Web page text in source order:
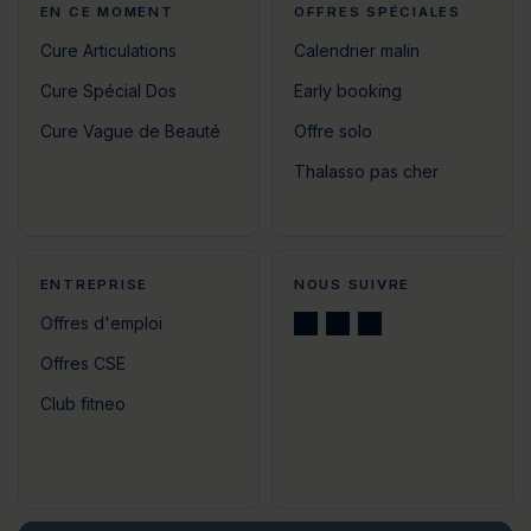
EN CE MOMENT
Cure Articulations
Cure Spécial Dos
Cure Vague de Beauté
OFFRES SPÉCIALES
Calendrier malin
Early booking
Offre solo
Thalasso pas cher
ENTREPRISE
Offres d'emploi
Offres CSE
Club fitneo
NOUS SUIVRE